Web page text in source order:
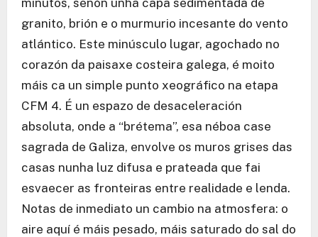
minutos, senón unha capa sedimentada de
granito, brión e o murmurio incesante do vento
atlántico. Este minúsculo lugar, agochado no
corazón da paisaxe costeira galega, é moito
máis ca un simple punto xeográfico na etapa
CFM 4. É un espazo de desaceleración
absoluta, onde a “brétema”, esa néboa case
sagrada de Galiza, envolve os muros grises das
casas nunha luz difusa e prateada que fai
esvaecer as fronteiras entre realidade e lenda.
Notas de inmediato un cambio na atmosfera: o
aire aquí é máis pesado, máis saturado do sal do